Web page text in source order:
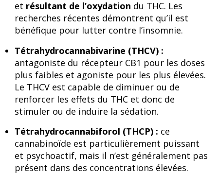
et résultant de l’oxydation du THC. Les
recherches récentes démontrent qu’il est
bénéfique pour lutter contre l’insomnie.
Tétrahydrocannabivarine (THCV) :
antagoniste du récepteur CB1 pour les doses
plus faibles et agoniste pour les plus élevées.
Le THCV est capable de diminuer ou de
renforcer les effets du THC et donc de
stimuler ou de induire la sédation.
Tétrahydrocannabiforol (THCP) : ce
cannabinoïde est particulièrement puissant
et psychoactif, mais il n’est généralement pas
présent dans des concentrations élevées.